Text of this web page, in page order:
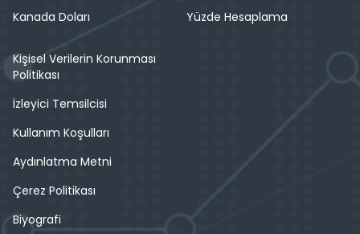
Kanada Doları
Yüzde Hesaplama
Kişisel Verilerin Korunması
Politikası
İzleyici Temsilcisi
Kullanım Koşulları
Aydınlatma Metni
Çerez Politikası
Biyografi